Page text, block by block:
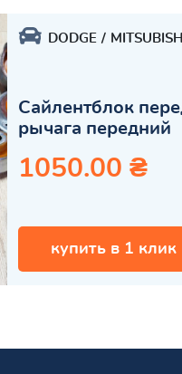
DODGE
Сайлентблок
рычага передний
1050.00 ₴
купить в 1 клик